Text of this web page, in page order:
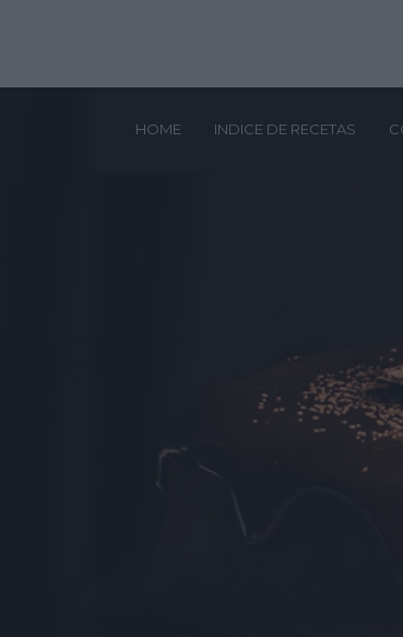
HOME INDICE DE RECETAS